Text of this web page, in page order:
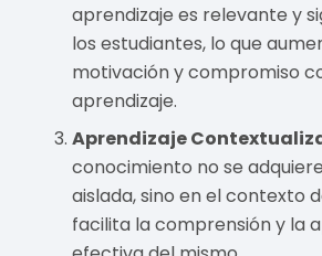
aprendizaje es relevante y
los estudiantes, lo que
motivación y compromiso
aprendizaje.
Aprendizaje
conocimiento no se
aislada, sino en el contexto
facilita la comprensión y la